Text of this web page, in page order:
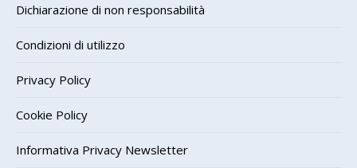
Dichiarazione di non responsabilità
Condizioni di utilizzo
Privacy Policy
Cookie Policy
Informativa Privacy Newsletter